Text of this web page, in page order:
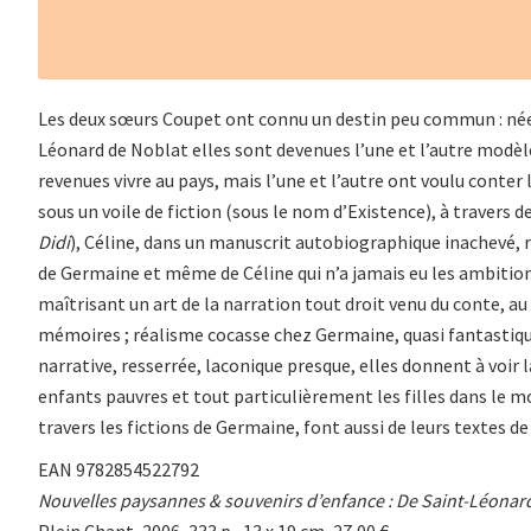
Les deux sœurs Coupet ont connu un destin peu commun :
Léonard de Noblat elles sont devenues l’une et l’autre
revenues vivre au pays, mais l’une et l’autre ont voulu
sous un voile de fiction (sous le nom d’Existence), à travers
Didi), Céline, dans un manuscrit autobiographique inachevé,
de Germaine et même de Céline qui n’a jamais eu les
maîtrisant un art de la narration tout droit venu du conte,
mémoires ; réalisme cocasse chez Germaine, quasi
narrative, resserrée, laconique presque, elles donnent à
enfants pauvres et tout particulièrement les filles dans le
travers les fictions de Germaine, font aussi de leurs textes
EAN 9782854522792
Nouvelles paysannes & souvenirs d’enfance : De Saint-